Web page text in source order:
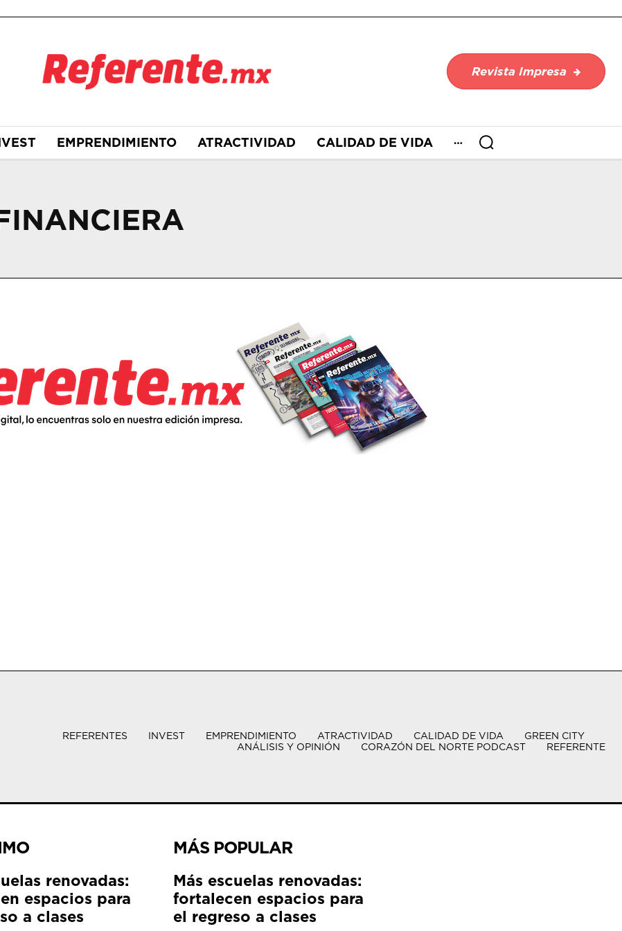
Revista Impresa
EMPRENDIMIENTO ATRACTIVIDAD CALIDAD DE VIDA
REFERENTES INVEST EMPRENDIMIENTO ATRACTIVIDAD CALIDAD DE VIDA
GREEN CITY
ANÁLISIS Y OPINIÓN
CORAZÓN DEL NORTE PODCAST REFERENTE
renovadas:
espacios para
a clases
MÁS POPULAR
Más escuelas renovadas:
fortalecen espacios para
el regreso a clases